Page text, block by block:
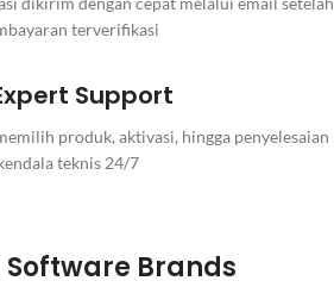
terverifikasi
Support
produk, aktivasi, hingga penyelesaian
teknis 24/7
Brands